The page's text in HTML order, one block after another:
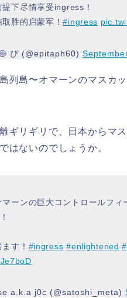
下尽情享受ingress！
胜的启蒙军！#ingress
ぴ (@epitaph60)
列島〜オマーンのマスカ
ギリギリで、日本からマ
はないのでしょうか。
ーンの巨大コントロールフィ
す！ #ingress #enlightened
a.k.a j0c (@satoshi_meta)